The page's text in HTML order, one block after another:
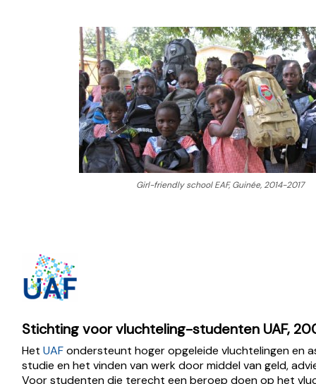
Girl-friendly school EAF, Guinée, 2014-2017
Stichting voor vluchteling-studenten UAF,
HetUAFondersteunt hoger opgeleide vluchtelingen en
studie en het vinden van werk door middel van geld,
Voor studenten die terecht een beroep doen op het